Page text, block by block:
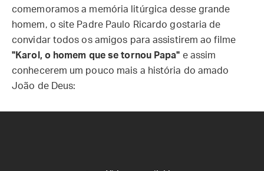
comemoramos a memória litúrgica desse grande
homem, o site Padre Paulo Ricardo gostaria de
convidar todos os amigos para assistirem ao filme
"Karol, ohomem que se tornou Papa" e assim
conhecerem um pouco mais a história do amado
João de Deus: